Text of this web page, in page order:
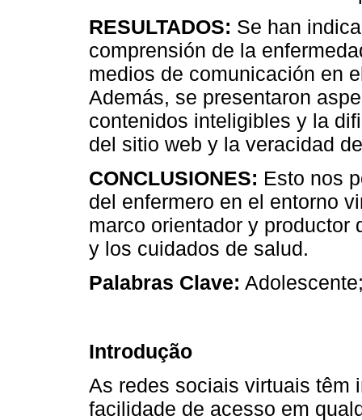
RESULTADOS: Se han
comprensión de la
medios de comunicación en
Además, se presentaron
contenidos inteligibles y la
del sitio web y la veracidad
CONCLUSIONES: Esto nos
del enfermero en el entorno
marco orientador y productor
y los cuidados de salud.
Palabras Clave:
Introdução
As redes sociais virtuais têm
facilidade de acesso em